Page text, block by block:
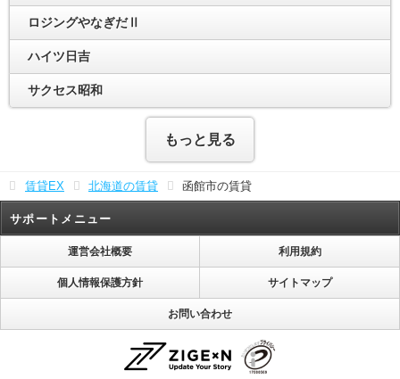
ロジングやなぎだⅡ
ハイツ日吉
サクセス昭和
もっと見る
賃貸EX 北海道の賃貸 函館市の賃貸
サポートメニュー
運営会社概要 利用規約
個人情報保護方針 サイトマップ
お問い合わせ